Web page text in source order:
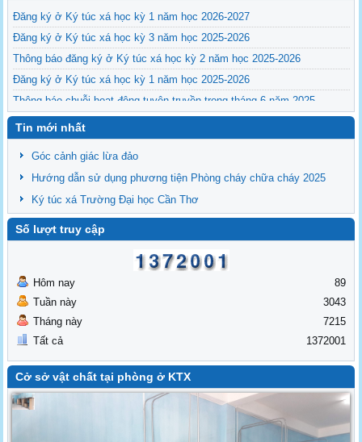
Đăng ký ở Ký túc xá học kỳ 1 năm học 2026-2027
Đăng ký ở Ký túc xá học kỳ 3 năm học 2025-2026
Thông báo đăng ký ở Ký túc xá học kỳ 2 năm học 2025-2026
Đăng ký ở Ký túc xá học kỳ 1 năm học 2025-2026
Thông báo chuỗi hoạt động tuyên truyền trong tháng 6 năm 2025
Tin mới nhất
Góc cảnh giác lừa đảo
Hướng dẫn sử dụng phương tiện Phòng cháy chữa cháy 2025
Ký túc xá Trường Đại học Cần Thơ
Số lượt truy cập
Hôm nay
Tuần này
Tháng này
Tất cả
89
3043
7215
1372001
Cở sở vật chất tại phòng ở KTX